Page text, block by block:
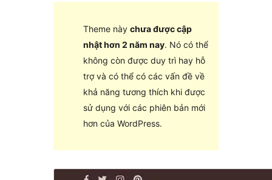
Theme này chưa được cập
nhật hơn 2 năm nay. Nó có thể
không còn được duy trì hay hỗ
trợ và có thể có các vấn đề về
khả năng tương thích khi được
sử dụng với các phiên bản mới
hơn của WordPress.